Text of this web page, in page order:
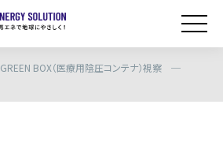
GREEN BOX（医療用陰圧コンテナ）視察 ─